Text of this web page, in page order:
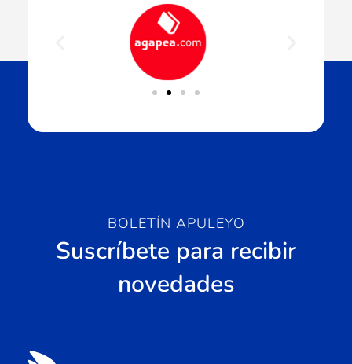
BOLETÍN APULEYO
Suscríbete para recibir
novedades